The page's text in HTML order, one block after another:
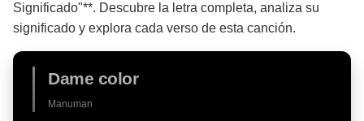
Significado"**. Descubre la letra completa, analiza su
significado y explora cada verso de esta canción.
Dame color
Manuman